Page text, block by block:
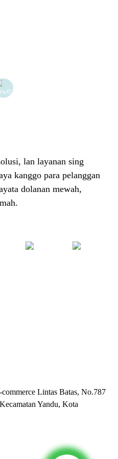
lan layanan sing
kanggo para pelanggan
dolanan mewah,
Lintas Batas, No.787
Yandu, Kota